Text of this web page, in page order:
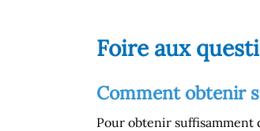
Foire aux
Comment obtenir
Pour obtenir suffisamment